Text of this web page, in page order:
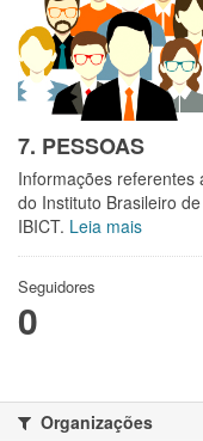
7. PESSOAS
Informações referentes
do Instituto Brasileiro
IBICT. Leia mais
Seguidores
0
Organizações